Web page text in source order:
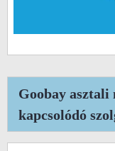
Goobay
kapcsolódó